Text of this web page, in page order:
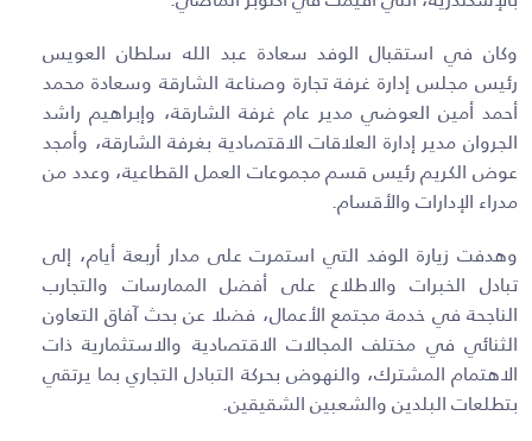
وكان في استقبال الوفد سعادة عبد الله سلطان العويس
رئيس مجلس إدارة غرفة تجارة وصناعة الشارقة وسعادة محمد
أحمد أمين العوضي مدير عام غرفة الشارقة، وإبراهيم راشد
الجروان مدير إدارة العلاقات الاقتصادية بغرفة الشارقة، وأمجد
عوض الكريم رئيس قسم مجموعات العمل القطاعية، وعدد من
مدراء الإدارات والأقسام.
وهدفت زيارة الوفد التي استمرت على مدار أربعة أيام، إلى
تبادل الخبرات والاطلاع على أفضل الممارسات والتجارب
الناجحة في خدمة مجتمع الأعمال، فضلا عن بحث آفاق التعاون
الثنائي في مختلف المجالات الاقتصادية والاستثمارية ذات
الاهتمام المشترك، والنهوض بحركة التبادل التجاري بما يرتقي
بتطلعات البلدين والشعبين الشقيقين.